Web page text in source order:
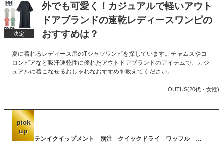
決定
外でも可愛く！カジュアルで軽いアウト
ドアブランドの速乾レディースワンピの
おすすめは？
夏に着れるレディース用のTシャツワンピを探しています。チャムスやコ
ロンビアなど吸汗速乾性に優れたアウトドアブランドのアイテムで、カジ
ュアルに着こなせるおしゃれなおすすめを教えてください。
OUTUS(20代・女性)
pick
up
マウンテンイクイップメント 別注 クイックドライ ワッフル ワンピース mountain equipment レディス 女性用 英国 アウトドア